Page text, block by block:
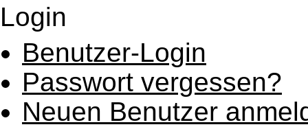
Login
Benutzer-Login
Passwort vergessen?
Neuen Benutzer